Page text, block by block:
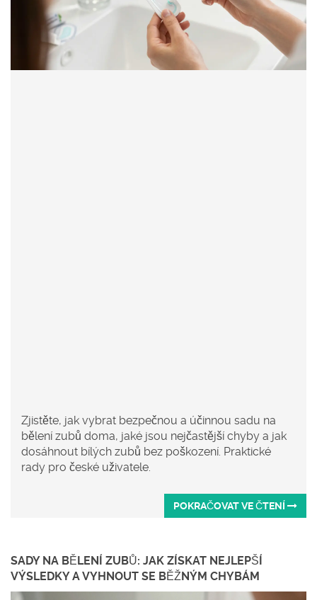
Zjistěte, jak vybrat bezpečnou a účinnou sadu na
bělení zubů doma, jaké jsou nejčastější chyby a jak
dosáhnout bílých zubů bez poškození. Praktické
rady pro české uživatele.
POKRAČOVAT VE ČTENÍ
SADY NA BĚLENÍ ZUBŮ: JAK ZÍSKAT NEJLEPŠÍ
VÝSLEDKY A VYHNOUT SE BĚŽNÝM CHYBÁM